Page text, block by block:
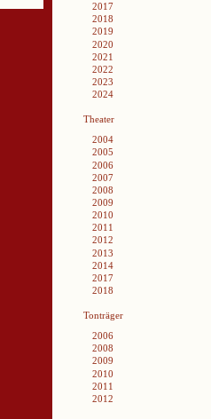
2017
2018
2019
2020
2021
2022
2023
2024
Theater
2004
2005
2006
2007
2008
2009
2010
2011
2012
2013
2014
2017
2018
Tonträger
2006
2008
2009
2010
2011
2012